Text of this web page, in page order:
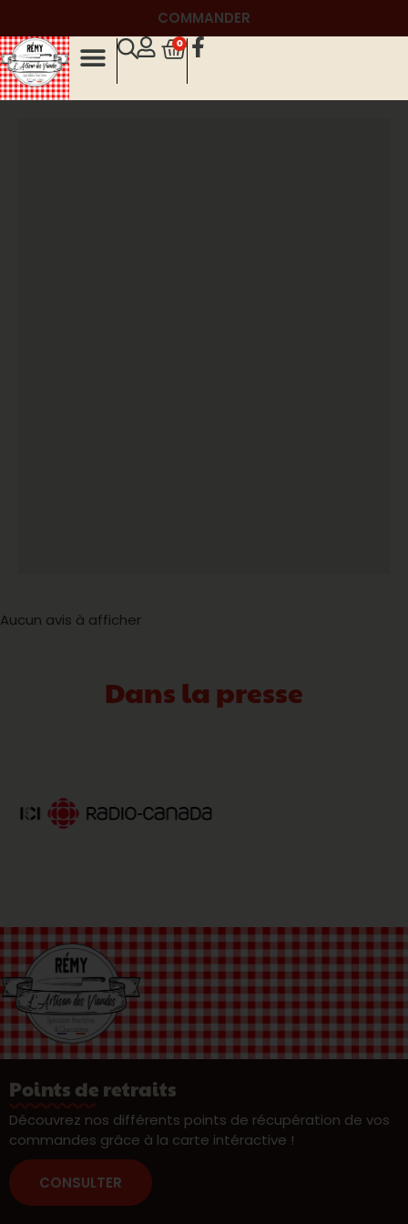
COMMANDER
0
Aucun avis à afficher
Dans la presse
Points de retraits
Découvrez nos différents points de récupération de vos
commandes grâce à la carte intéractive !
CONSULTER